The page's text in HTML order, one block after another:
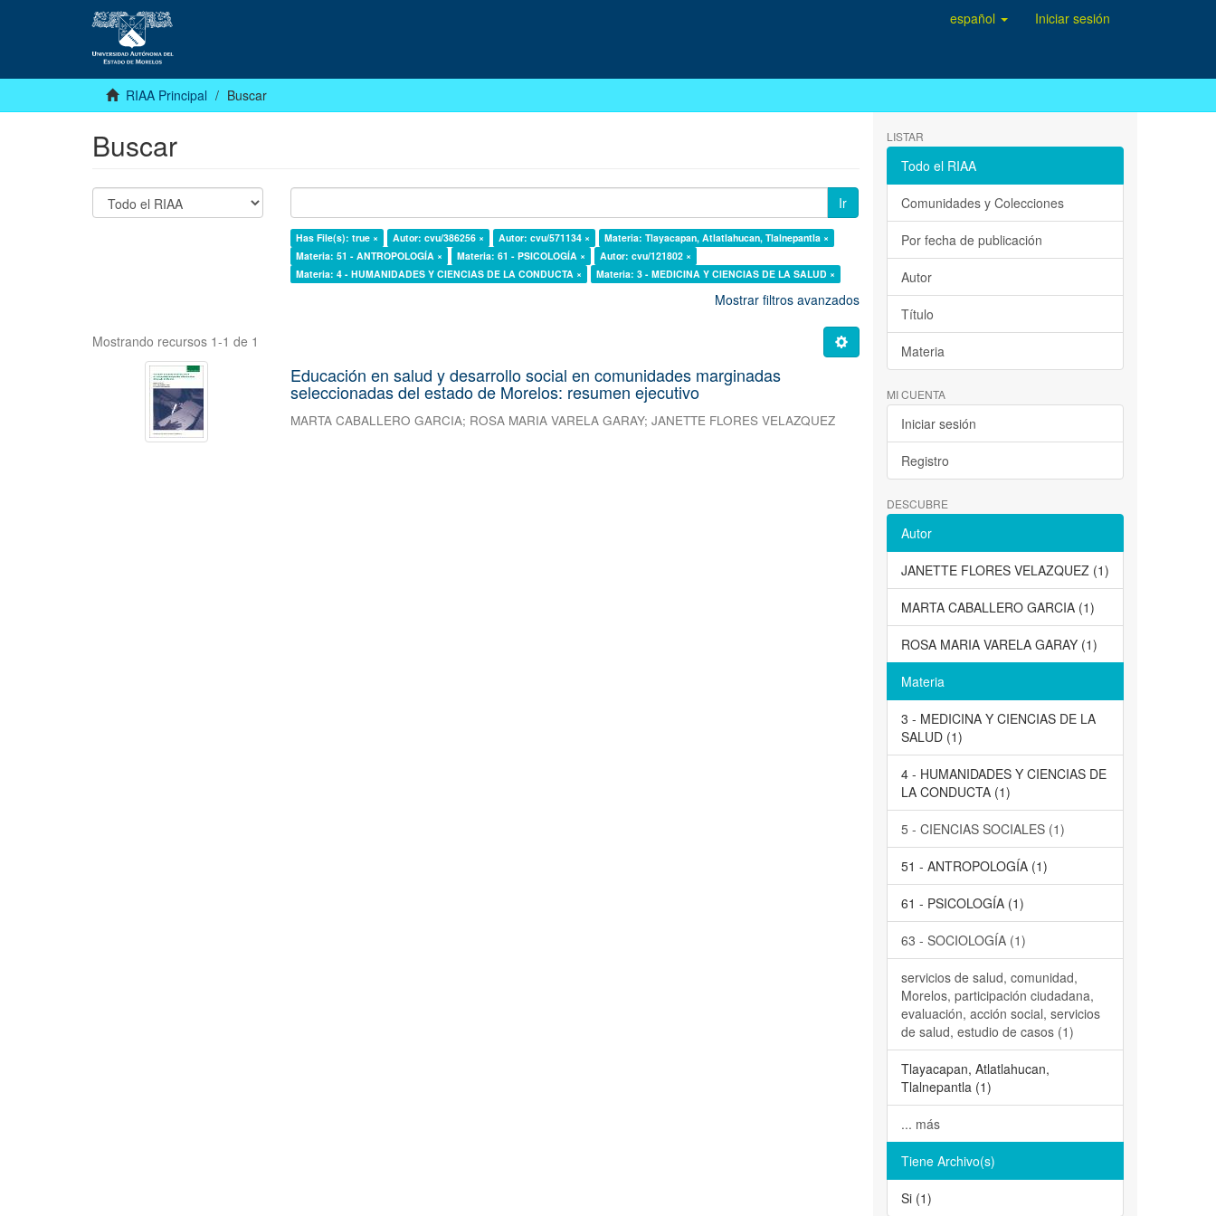
español Iniciar sesión
RIAA Principal Buscar
Buscar
Ir
Has File(s): true × Autor: cvu/386256 × Autor: cvu/571134 ×
Materia: Tlayacapan, Atlatlahucan, Tlalnepantla ×
Materia: 51 - ANTROPOLOGÍA ×
Materia: 61 - PSICOLOGÍA ×
Autor: cvu/121802 ×
Materia: 4 - HUMANIDADES Y CIENCIAS DE LA CONDUCTA ×
Materia: 3 - MEDICINA Y CIENCIAS DE LA SALUD ×
Mostrar filtros avanzados
Mostrando recursos 1-1 de 1
Educación en salud y desarrollo social en comunidades marginadas
seleccionadas del estado de Morelos: resumen ejecutivo
MARTA CABALLERO GARCIA; ROSA MARIA VARELA GARAY;JANETTE FLORES VELAZQUEZ
LISTAR
Todo el RIAA
Comunidades y Colecciones
Por fecha de publicación
Autor
Título
Materia
MI CUENTA
Iniciar sesión
Registro
DESCUBRE
Autor
JANETTE FLORES VELAZQUEZ (1)
MARTA CABALLERO GARCIA (1)
ROSA MARIA VARELA GARAY (1)
Materia
3 - MEDICINA Y CIENCIAS DE LA
SALUD (1)
4 - HUMANIDADES Y CIENCIAS DE
LA CONDUCTA (1)
5 - CIENCIAS SOCIALES (1)
51 - ANTROPOLOGÍA (1)
61 - PSICOLOGÍA (1)
63 - SOCIOLOGÍA (1)
servicios de salud, comunidad,
Morelos, participación ciudadana,
evaluación, acción social, servicios
de salud, estudio de casos (1)
Tlayacapan, Atlatlahucan,
Tlalnepantla (1)
... más
Tiene Archivo(s)
Si (1)